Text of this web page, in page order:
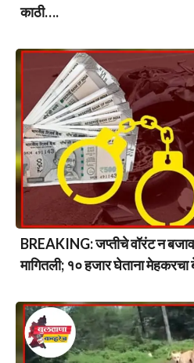
काठी….
BREAKING: जप्तीचे वॉरंट न
मागितली; १० हजार घेताना